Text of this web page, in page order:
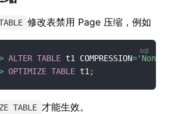
修改表禁用 Page 压缩，例如
ALTER TABLE t1 COMPRESSION='None'
OPTIMIZE TABLE t1 ;
TABLE 才能生效。